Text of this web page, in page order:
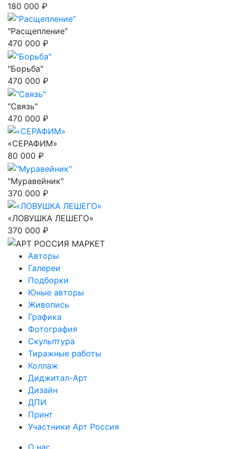
180 000 ₽
"Расщепление"
470 000 ₽
"Борьба"
470 000 ₽
"Связь"
470 000 ₽
«СЕРАФИМ»
80 000 ₽
"Муравейник"
370 000 ₽
«ЛОВУШКА ЛЕШЕГО»
370 000 ₽
Авторы
Галереи
Подборки
Юные авторы
Живопись
Графика
Фотография
Скульптура
Тиражные работы
Коллаж
Диджитал-Арт
Дизайн
ДПИ
Принт
Участники Арт Россия